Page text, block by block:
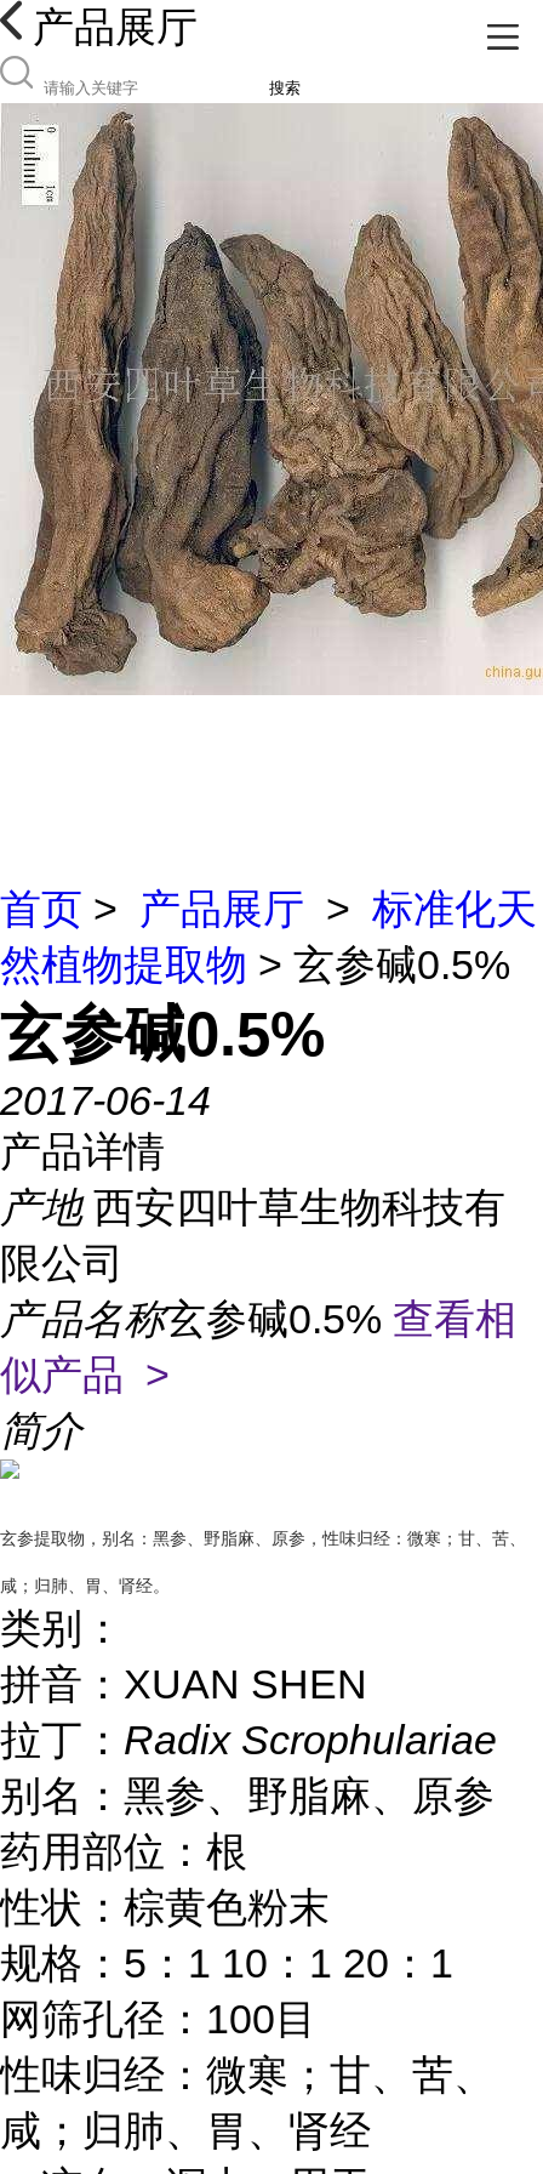
产品展厅
搜索
首页 > 产品展厅 > 标准化天
然植物提取物 > 玄参碱0.5%
玄参碱0.5%
2017-06-14
产品详情
产地 西安四叶草生物科技有
限公司
产品名称玄参碱0.5% 查看相
似产品 >
简介
玄参提取物，别名：黑参、野脂麻、原参，性味归经：微寒；甘、苦、
咸；归肺、胃、肾经。
类别：
拼音：XUAN SHEN
拉丁： Radix Scrophulariae
别名：黑参、野脂麻、原参
药用部位：根
性状：棕黄色粉末
规格：5：1 10：1 20：1
网筛孔径：100目
性味归经：微寒；甘、苦、
咸；归肺、胃、肾经